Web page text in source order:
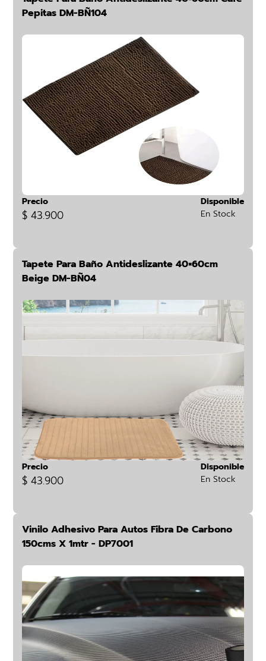
Pepitas DM-BÑ104
Precio
$ 43.900
Disponible
En Stock
Tapete Para Baño Antideslizante 40×60cm
Beige DM-BÑ04
Precio
$ 43.900
Disponible
En Stock
Vinilo Adhesivo Para Autos Fibra De Carbono
150cms X 1mtr - DP7001